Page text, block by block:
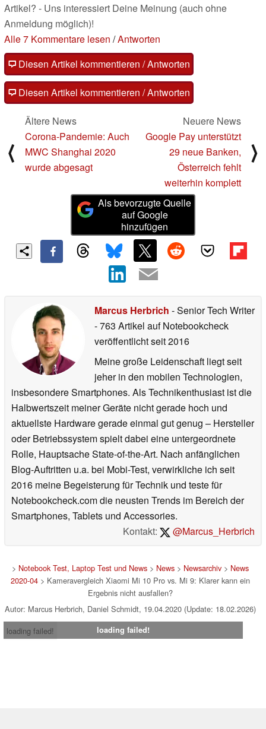
Artikel? - Uns interessiert Deine Meinung (auch ohne
Anmeldung möglich)!
Alle 7 Kommentare lesen /Antworten
Diesen Artikel kommentieren / Antworten
Diesen Artikel kommentieren / Antworten
⟨
Ältere News
Corona-Pandemie: Auch
MWC Shanghai 2020
wurde abgesagt
Neuere News
Google Pay unterstützt
29 neue Banken,
Österreich fehlt
weiterhin komplett
⟩
Als bevorzugte Quelle
auf Google
hinzufügen
Marcus Herbrich - Senior Tech Writer
- 763 Artikel auf Notebookcheck
veröffentlichtseit 2016
Meine große Leidenschaft liegt seit
jeher in den mobilen Technologien,
insbesondere Smartphones. Als Technikenthusiast ist die
Halbwertszeit meiner Geräte nicht gerade hoch und
aktuellste Hardware gerade einmal gut genug – Hersteller
oder Betriebssystem spielt dabei eine untergeordnete
Rolle, Hauptsache State-of-the-Art. Nach anfänglichen
Blog-Auftritten u.a. bei Mobi-Test, verwirkliche ich seit
2016 meine Begeisterung für Technik und teste für
Notebookcheck.com die neusten Trends im Bereich der
Smartphones, Tablets und Accessories.
Kontakt:
@Marcus_Herbrich
> Notebook Test, Laptop Test und News> News> Newsarchiv> News
2020-04> Kameravergleich Xiaomi Mi 10 Pro vs. Mi 9: Klarer kann ein
Ergebnis nicht ausfallen?
Autor: Marcus Herbrich, Daniel Schmidt, 19.04.2020 (Update: 18.02.2026)
loading failed!
loading failed!